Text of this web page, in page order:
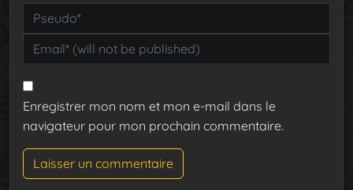
Enregistrer mon nom et mon e-mail dans le
navigateur pour mon prochain commentaire.